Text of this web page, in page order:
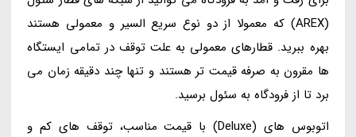
(AREX) که معمولا از دو نوع سریع السیر و معمولی هستند
بهره ببرید. قطارهای معمولی به علت توقف در تمامی ایستگاه
ها مقرون به صرفه قیمت تر هستند و تنها چند دقیقه زمان می
برد تا از فرودگاه به سئول برسید.
اتوبوس های (Deluxe) با قیمت مناسب، توقف های کم و